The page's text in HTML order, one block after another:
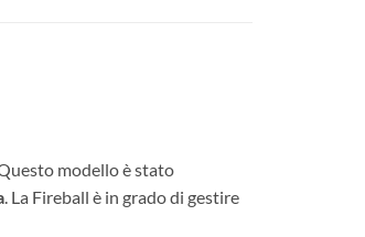
modello è stato
. La Fireball è in grado di gestire